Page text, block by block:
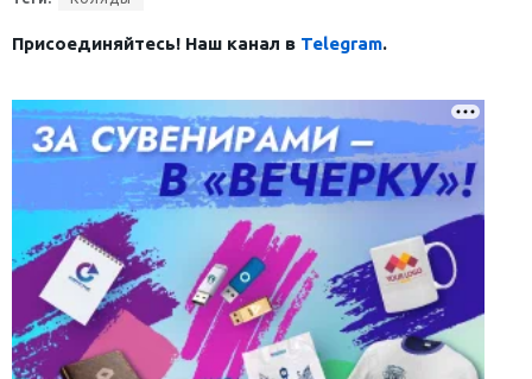
Присоединяйтесь! Наш канал в Telegram.